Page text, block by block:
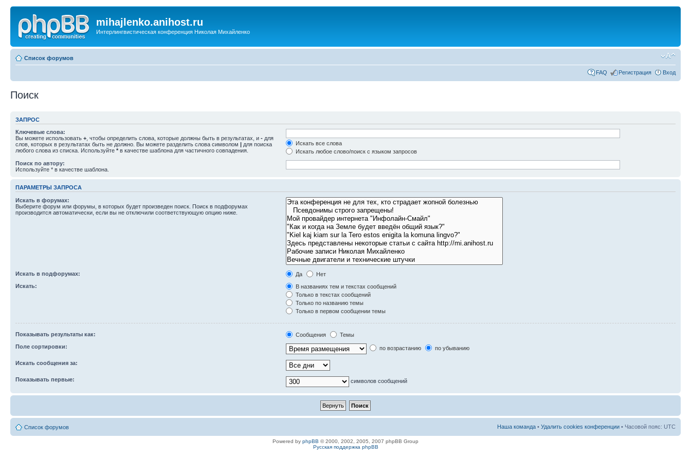
mihajlenko.anihost.ru
Интерлингвистическая конференция Николая Михайленко
Список форумов
FAQ Регистрация Вход
Поиск
ЗАПРОС
Ключевые слова:
Вы можете использовать + , чтобы определить слова, которые должны быть в результатах, и - для
слов, которых в результатах быть не должно. Вы можете разделить слова символом | для поиска
любого слова из списка. Используйте * в качестве шаблона для частичного совпадения.
Искать все слова
Искать любое слово/поиск с языком запросов
Поиск по автору:
Используйте * в качестве шаблона.
ПАРАМЕТРЫ ЗАПРОСА
Искать в форумах:
Выберите форум или форумы, в которых будет произведен поиск. Поиск в подфорумах
производится автоматически, если вы не отключили соответствующую опцию ниже.
Искать в подфорумах: Да
Нет
Искать:
В названиях тем и текстах сообщений
Только в текстах сообщений
Только по названию темы
Только в первом сообщении темы
Показывать результаты как: Сообщения
Темы
Поле сортировки:
по возрастанию по убыванию
Искать сообщения за:
Показывать первые: символов сообщений
Список форумов Наша команда • Удалить cookies конференции • Часовой пояс: UTC
Powered by phpBB © 2000, 2002, 2005, 2007 phpBB Group
Русская поддержка phpBB